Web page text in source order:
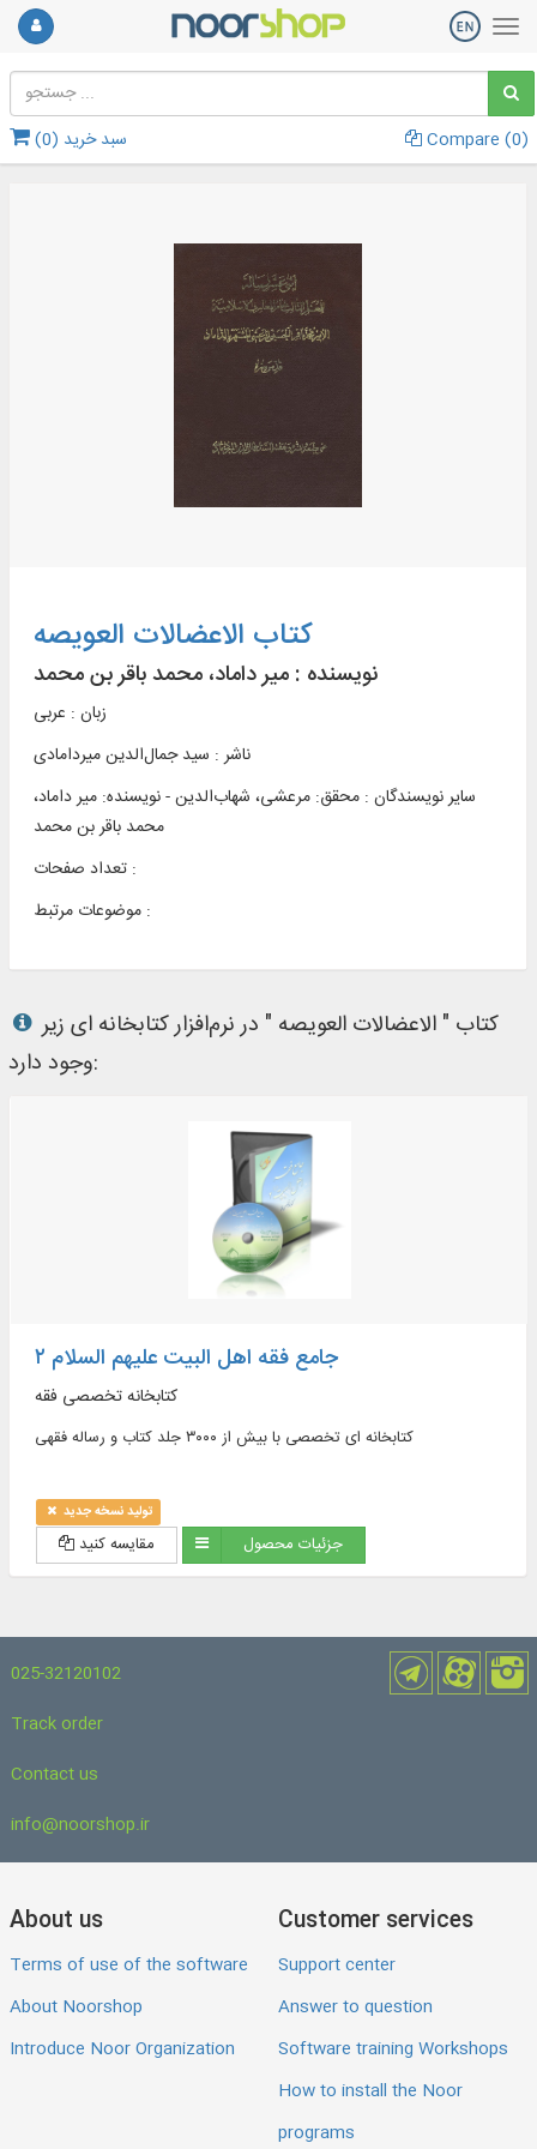
سبد خرید (0
) Compare (0)
کتاب الاعضالات العویصه
نویسنده : میر داماد، محمد باقر بن محمد
زبان : عربی
ناشر : سید جمال‌الدين ميردامادی
سایر نویسندگان : محقق: مرعشی، شهاب‌الدین - نویسنده: میر داماد،
محمد باقر بن محمد
تعداد صفحات :
موضوعات مرتبط :
کتاب " الاعضالات العویصه " در نرم‌افزار کتابخانه ای زیر
وجود دارد:
جامع فقه اهل البیت علیهم السلام ۲
کتابخانه تخصصی فقه
کتابخانه ای تخصصی با بیش از ۳۰۰۰ جلد کتاب و رساله فقهی
تولید نسخه جدید
مقایسه کنید جزئیات محصول
025-32120102
Track order
Contact us
info@noorshop.ir
About us
Terms of use of the software
About Noorshop
Introduce Noor Organization
Customer services
Support center
Answer to question
Software training Workshops
How to install the Noor
programs